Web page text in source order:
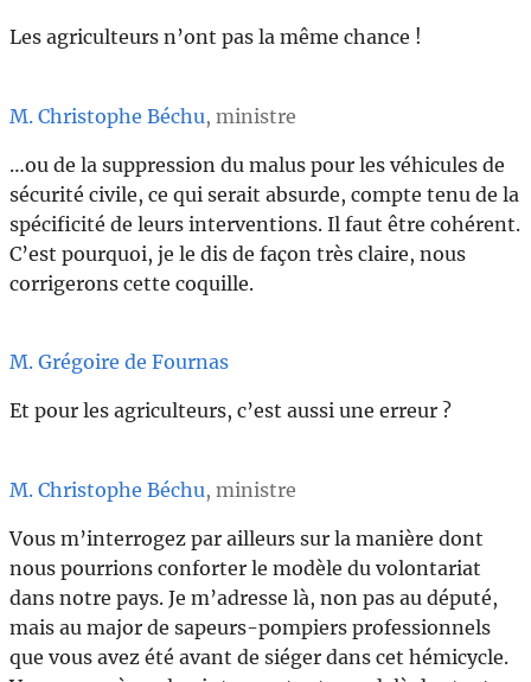
Les agriculteurs n’ont pas la même chance !
M. Christophe Béchu, ministre
…ou de la suppression du malus pour les véhicules de
sécurité civile, ce qui serait absurde, compte tenu de la
spécificité de leurs interventions. Il faut être cohérent.
C’est pourquoi, je le dis de façon très claire, nous
corrigerons cette coquille.
M. Grégoire de Fournas
Et pour les agriculteurs, c’est aussi une erreur ?
M. Christophe Béchu, ministre
Vous m’interrogez par ailleurs sur la manière dont
nous pourrions conforter le modèle du volontariat
dans notre pays. Je m’adresse là, non pas au député,
mais au major de sapeurs-pompiers professionnels
que vous avez été avant de siéger dans cet hémicycle.